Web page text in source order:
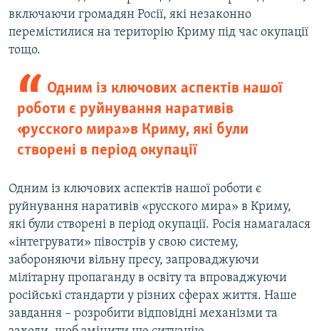
включаючи громадян Росії, які незаконно
перемістилися на територію Криму під час окупації
тощо.
Одним із ключових аспектів нашої
роботи є руйнування наративів
«русского мира» в Криму, які були
створені в період окупації
Одним із ключових аспектів нашої роботи є
руйнування наративів «русского мира» в Криму,
які були створені в період окупації. Росія намагалася
«інтегрувати» півострів у свою систему,
забороняючи вільну пресу, запроваджуючи
мілітарну пропаганду в освіту та впроваджуючи
російські стандарти у різних сферах життя. Наше
завдання – розробити відповідні механізми та